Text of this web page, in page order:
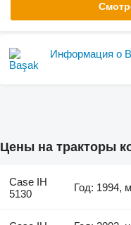
Информация о
Цены на тракторы
Case IH
5130
Год: 1994,